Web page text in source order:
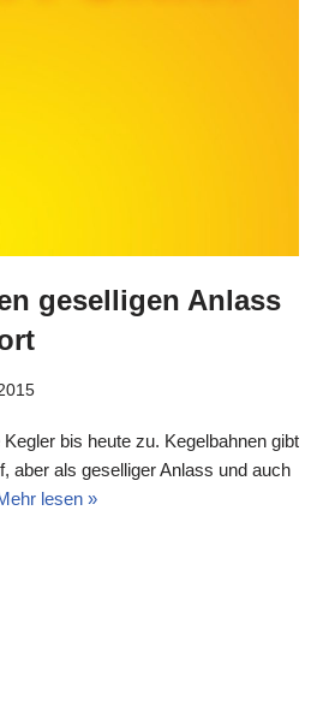
geselligen Anlass
bis heute zu. Kegelbahnen gibt
aber als geselliger Anlass und auch
lesen »